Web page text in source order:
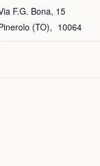
F.G. Bona, 15
(TO), 10064